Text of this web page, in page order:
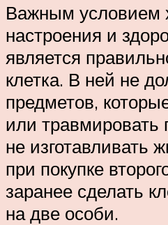
Важным условием
настроения и
является
клетка. В ней не
предметов,
или
не изготавливать
при покупке
заранее сделать
на две особи.